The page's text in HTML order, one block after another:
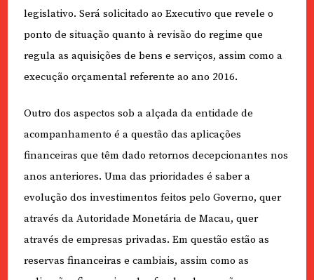
legislativo. Será solicitado ao Executivo que revele o
ponto de situação quanto à revisão do regime que
regula as aquisições de bens e serviços, assim como a
execução orçamental referente ao ano 2016.
Outro dos aspectos sob a alçada da entidade de
acompanhamento é a questão das aplicações
financeiras que têm dado retornos decepcionantes nos
anos anteriores. Uma das prioridades é saber a
evolução dos investimentos feitos pelo Governo, quer
através da Autoridade Monetária de Macau, quer
através de empresas privadas. Em questão estão as
reservas financeiras e cambiais, assim como as